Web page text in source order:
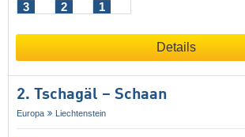
3 2 1
Details
2. Tschagäl – Schaan
Europa Liechtenstein